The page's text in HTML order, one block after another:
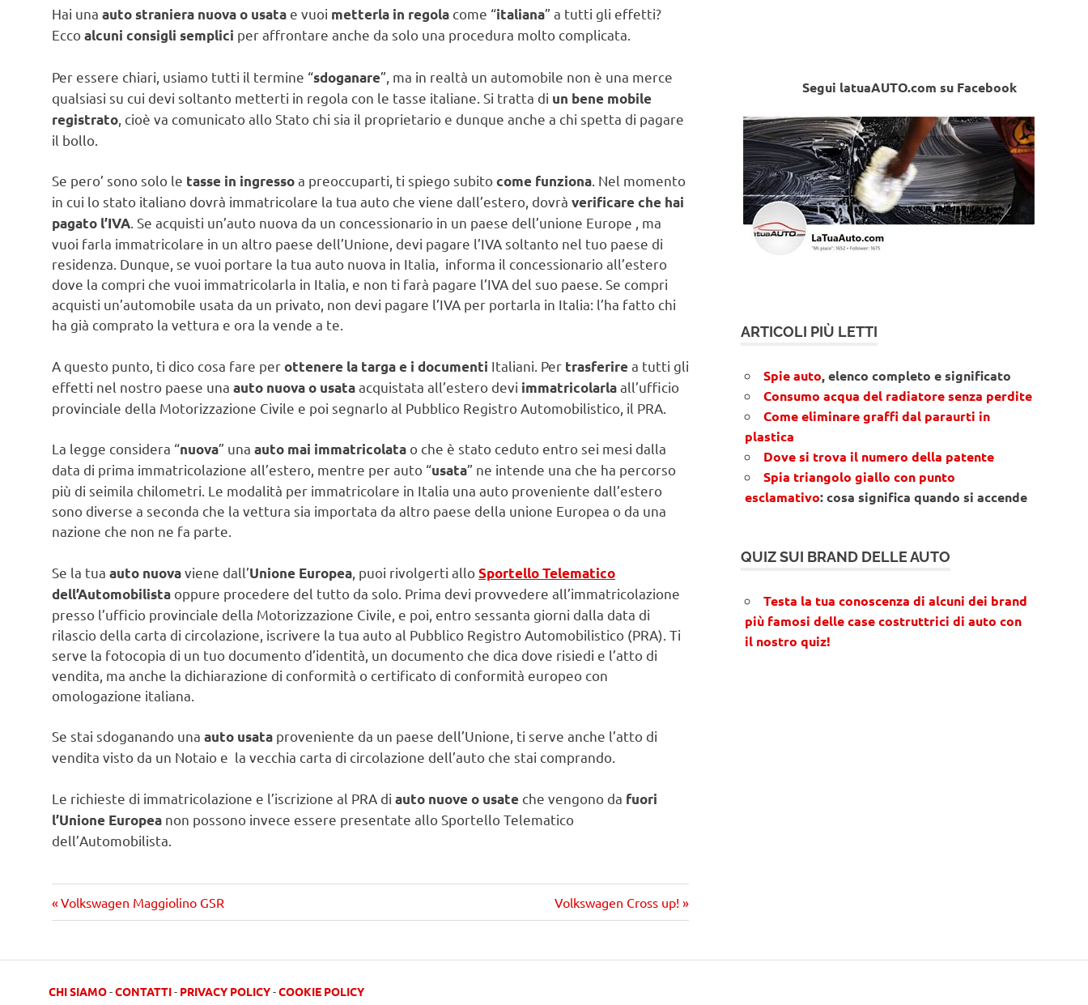
Hai una auto straniera nuova o usata e vuoi metterla in regola come “italiana” a tutti gli effetti?
Eccoalcuni consigli semplici per affrontare anche da solo una procedura molto complicata.
Per essere chiari, usiamo tutti il termine “sdoganare”, ma in realtà un automobile non è una merce
qualsiasi su cui devi soltanto metterti in regola con le tasse italiane. Si tratta di un bene mobile
registrato , cioè va comunicato allo Stato chi sia il proprietario e dunque anche a chi spetta di pagare
il bollo.
Se pero’ sono solo le tasse in ingressoa preoccuparti, ti spiego subitocome funziona. Nel momento
in cui lo stato italiano dovrà immatricolare la tua auto che viene dall’estero, dovrà verificare che hai
pagato l’IVA. Se acquisti un’auto nuova da un concessionario in un paese dell’unione Europe , ma
vuoi farla immatricolare in un altro paese dell’Unione, devi pagare l’IVA soltanto nel tuo paese di
residenza. Dunque, se vuoi portare la tua auto nuova in Italia, informa il concessionario all’estero
dove la compri che vuoi immatricolarla in Italia, e non ti farà pagare l’IVA del suo paese. Se compri
acquisti un’automobile usata da un privato, non devi pagare l’IVA per portarla in Italia: l’ha fatto chi
ha già comprato la vettura e ora la vende a te.
A questo punto, ti dico cosa fare perottenere la targa e i documenti Italiani. Per trasferirea tutti gli
effetti nel nostro paese una auto nuova o usataacquistata all’estero devi immatricolarlaall’ufficio
provinciale della Motorizzazione Civile e poi segnarlo al Pubblico Registro Automobilistico, il PRA.
La legge considera “nuova” una auto mai immatricolata o che è stato ceduto entro sei mesi dalla
data di prima immatricolazione all’estero, mentre per auto “usata” ne intende una che ha percorso
più di seimila chilometri. Le modalità per immatricolare in Italia una auto proveniente dall’estero
sono diverse a seconda che la vettura sia importata da altro paese della unione Europea o da una
nazione che non ne fa parte.
Se la tua auto nuovaviene dall’Unione Europea , puoi rivolgerti alloSportello Telematico
dell’Automobilista oppure procedere del tutto da solo. Prima devi provvedere all’immatricolazione
presso l’ufficio provinciale della Motorizzazione Civile, e poi, entro sessanta giorni dalla data di
rilascio della carta di circolazione, iscrivere la tua auto al Pubblico Registro Automobilistico (PRA). Ti
serve la fotocopia di un tuo documento d’identità, un documento che dica dove risiedi e l’atto di
vendita, ma anche la dichiarazione di conformità o certificato di conformità europeo con
omologazione italiana.
Se stai sdoganando una auto usata proveniente da un paese dell’Unione, ti serve anche l’atto di
vendita visto da un Notaio e la vecchia carta di circolazione dell’auto che stai comprando.
Le richieste di immatricolazione e l’iscrizione al PRA di auto nuove o usate che vengono da fuori
l’Unione Europea non possono invece essere presentate allo Sportello Telematico
dell’Automobilista.
Navigazione
Precedente
articolo:
Volkswagen Maggiolino GSR
Prossimo
articolo
Volkswagen Cross up!
Segui latuaAUTO.com su Facebook
ARTICOLI PIÙ LETTI
Spie auto, elenco completo e significato
Consumo acqua del radiatore senza perdite
Come eliminare graffi dal paraurti in
plastica
Dove si trova il numero della patente
Spia triangolo giallo con punto
esclamativo: cosa significa quando si accende
QUIZ SUI BRAND DELLE AUTO
Testa la tua conoscenza di alcuni dei brand
più famosi delle case costruttrici di auto con
il nostro quiz!
CHI SIAMO-CONTATTI- PRIVACY POLICY-COOKIE POLICY